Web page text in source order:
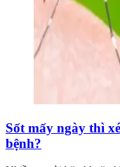
Sốt mấy ngày thì
bệnh?